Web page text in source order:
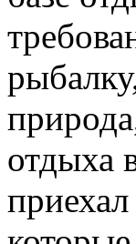
отдыха